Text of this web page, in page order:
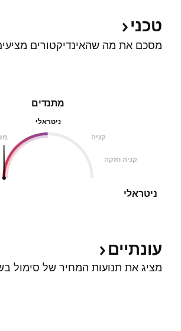
טכני
מסכם את מה שהאינדיקטורים
מתנדים
ניטראלי
קניה
קניה חזקה
ניטראלי
עונתיים
מציג את תנועות המחיר של סימול